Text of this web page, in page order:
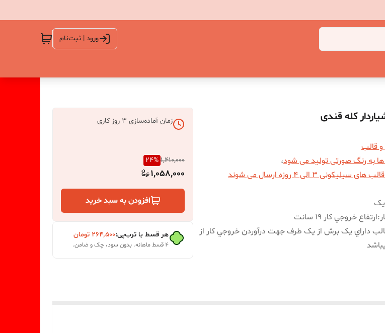
ورود | ثبت‌نام
کله قندی
و قالب
ها به رنگ صورتی تولید می شود،
3 الی 4 روزه ارسال می شوند
یک
:ارتفاع خروجي کار 19 سانت
داراي يک برش از يک طرف جهت درآوردن خروجي کار از
زمان آماده‌سازی 3 روز کاری
1,410,000
24%
1,058,000
افزودن به سبد خرید
هر قسط با ترب‌پی:۲۶۴٬۵۰۰ تومان
۴ قسط ماهانه. بدون سود، چک و ضامن.